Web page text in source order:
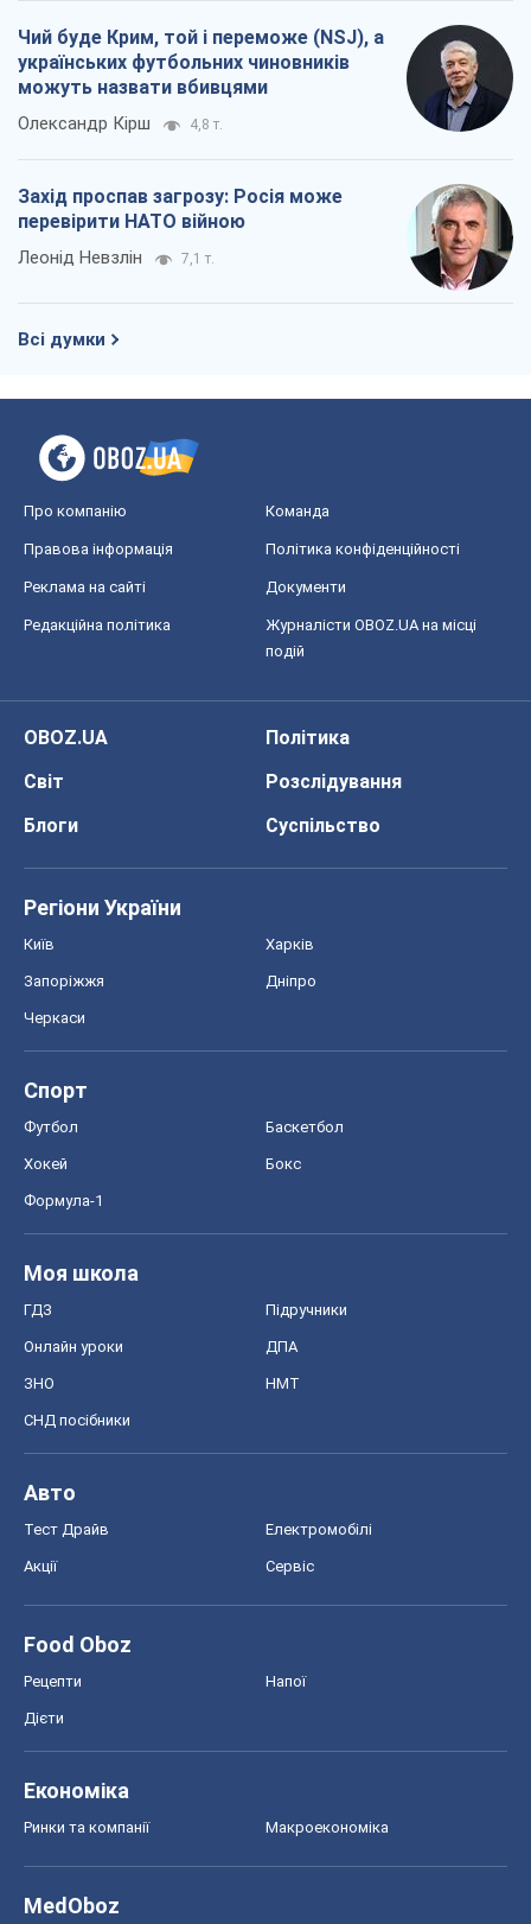
Чий буде Крим, той і переможе (NSJ), а
українських футбольних чиновників
можуть назвати вбивцями
Олександр Кірш 4,8 т.
Захід проспав загрозу: Росія може
перевірити НАТО війною
Леонід Невзлін 7,1 т.
Всі думки
Про компанію Команда
Правова інформація Політика конфіденційності
Реклама на сайті Документи
Редакційна політика
Журналісти OBOZ.UA на місці
подій
OBOZ.UA
Політика
Світ
Розслідування
Блоги
Суспільство
Регіони України
Київ Харків
Запоріжжя Дніпро
Черкаси
Спорт
Футбол Баскетбол
Хокей Бокс
Формула-1
Моя школа
ГДЗ Підручники
Онлайн уроки ДПА
ЗНО НМТ
СНД посібники
Авто
Тест Драйв Електромобілі
Акції Сервіс
Food Oboz
Рецепти Напої
Дієти
Економіка
Ринки та компанії Макроекономіка
MedOboz